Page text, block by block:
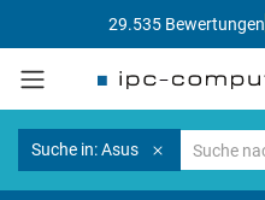
29.535 Bewertungen
Suche in: Asus